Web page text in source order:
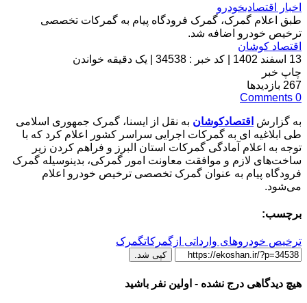
اخبار اقتصادیخودرو
طبق اعلام گمرک، گمرک فرودگاه پیام به گمرکات تخصصی
ترخیص خودرو اضافه شد.
اقتصاد کوشان
13 اسفند 1402
کد خبر : 34538
یک دقیقه خواندن
چاپ خبر
267 بازدیدها
0
Comments
به گزارش اقتصادکوشان به نقل از ایسنا، گمرک جمهوری اسلامی
طی ابلاغیه ای به گمرکات اجرایی سراسر کشور اعلام کرد که با
توجه به اعلام آمادگی گمرکات استان البرز و فراهم کردن زیر
ساخت‌های لازم و موافقت معاونت امور گمرکی، بدینوسیله گمرک
فرودگاه پیام به عنوان گمرک تخصصی ترخیص خودرو اعلام
می‌شود.
برچسب:
ترخیص خودروهای وارداتی ازگمرکاتگمرک
کپی شد.
هیچ دیدگاهی درج نشده - اولین نفر باشید